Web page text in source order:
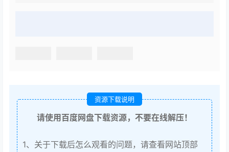
资源下载说明
请使用百度网盘下载资源，不要在线解压！
1、关于下载后怎么观看的问题，请查看网站顶部